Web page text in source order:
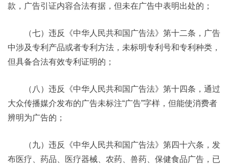
款，广告引证内容合法有据，但未在广告中表明出处的；
（七）违反《中华人民共和国广告法》第十二条，广告
中涉及专利产品或者专利方法，未标明专利号和专利种类，
但具备合法有效专利证明的；
（八）违反《中华人民共和国广告法》第十四条，通过
大众传播媒介发布的广告未标注“广告”字样，但能使消费者
辨明为广告的；
（九）违反《中华人民共和国广告法》第四十六条，发
布医疗、药品、医疗器械、农药、兽药、保健食品广告，已